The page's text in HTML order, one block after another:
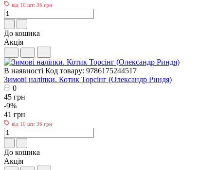
від 10 шт: 36 грн
До кошика
Акція
В наявності Код товару: 9786175244517
Зимові наліпки. Котик Торсiнг (Олександр Риндя)
0
45 грн
-9%
41 грн
від 10 шт: 36 грн
До кошика
Акція